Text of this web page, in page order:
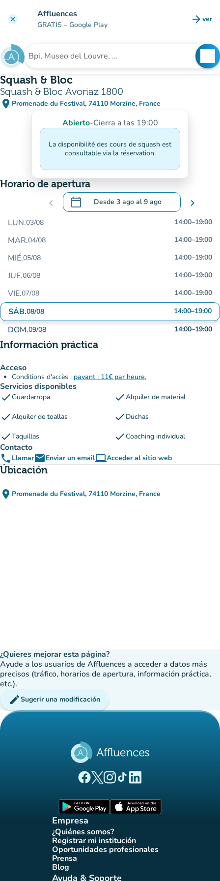
clear Affluences
GRATIS – Google Play arrow_forward ver
Buscar un establecimiento
Squash & Bloc
Squash & Bloc Avoriaz 1800
place Promenade du Festival, 74110 Morzine, France
(abrir en Google Maps)
(nueva pestaña)
Abierto-Cierra a las 19:00
La disponibilité des cours de squash est
consultable via la réservation.
Horario de apertura
chevron_left calendar_today Desde 3 ago al9 ago
.Abra el calendario para cambiar las
chevron_right
LUN.03/08 14:00–19:00
MAR.04/08 14:00–19:00
MIÉ.05/08 14:00–19:00
JUE.06/08 14:00–19:00
VIE.07/08 14:00–19:00
SÁB.08/08 14:00–19:00
DOM.09/08 14:00–19:00
Información práctica
Acceso
Conditions d'accès : payant : 11€ par heure.
Servicios disponibles
checkGuardarropa checkAlquiler de material
checkAlquiler de toallas check Duchas
checkTaquillas checkCoaching individual
Contacto
phone LlamaremailEnviar un emailcomputerAcceder al sitio web
(nueva pestaña)
Úbicación
place Promenade du Festival, 74110 Morzine, France
(abrir en Google Maps)
(nueva pestaña)
¿Quieres mejorar esta página?
Ayude a los usuarios de Affluences a acceder a datos más
precisos (tráfico, horarios de apertura, información práctica,
etc.).
editSugerir una modificación
(nueva pestaña)
(nueva pestaña)
(nueva pestaña)
(nueva pestaña)
(nueva pestaña)
Empresa
¿Quiénes somos?
(nueva pestaña)
Registrar mi institución
(nueva pestaña)
Oportunidades profesionales
(nueva pestaña)
Prensa(nueva pestaña)
Blog(nueva pestaña)
Ayuda & Soporte